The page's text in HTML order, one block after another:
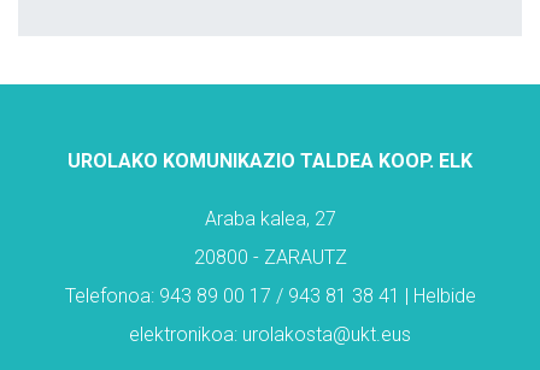
UROLAKO KOMUNIKAZIO TALDEA KOOP. ELK
Araba kalea, 27
20800 - ZARAUTZ
Telefonoa: 943 89 00 17 / 943 81 38 41 | Helbide
elektronikoa: urolakosta@ukt.eus